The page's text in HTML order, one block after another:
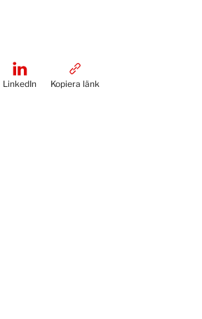
LinkedIn Kopiera länk